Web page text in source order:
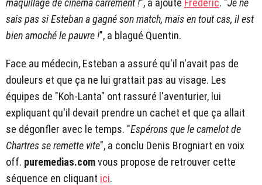
maquillage de cinéma carrément !", a ajouté Frédéric. "Je ne
sais pas si Esteban a gagné son match, mais en tout cas, il est
bien amoché le pauvre !", a blagué Quentin.
Face au médecin, Esteban a assuré qu'il n'avait pas de
douleurs et que ça ne lui grattait pas au visage. Les
équipes de "Koh-Lanta" ont rassuré l'aventurier, lui
expliquant qu'il devait prendre un cachet et que ça allait
se dégonfler avec le temps. "Espérons que le camelot de
Chartres se remette vite", a conclu Denis Brogniart en voix
off. puremedias.comvous propose de retrouver cette
séquence en cliquant ici.